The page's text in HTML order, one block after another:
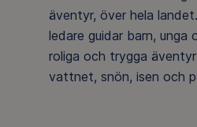
äventyr, över hela landet.
ledare guidar barn, unga
roliga och trygga äventyr
vattnet, snön, isen och